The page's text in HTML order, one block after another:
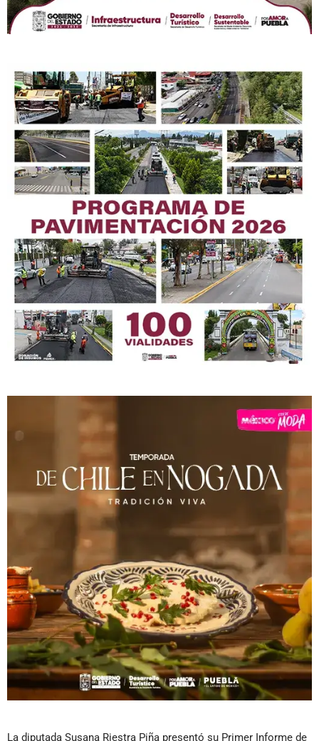
La diputada Susana Riestra Piña presentó su Primer Informe de